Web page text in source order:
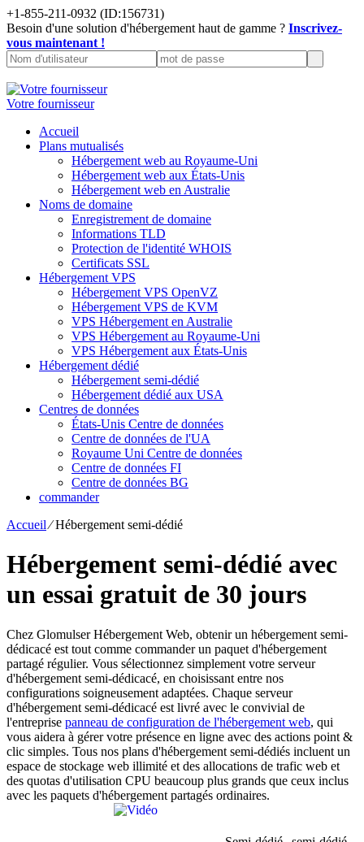
+1-855-211-0932 (ID:156731)
Besoin d'une solution d'hébergement haut de gamme ? Inscrivez-
vous maintenant !
Votre fournisseur
Accueil
Plans mutualisés
Hébergement web au Royaume-Uni
Hébergement web aux États-Unis
Hébergement web en Australie
Noms de domaine
Enregistrement de domaine
Informations TLD
Protection de l'identité WHOIS
Certificats SSL
Hébergement VPS
Hébergement VPS OpenVZ
Hébergement VPS de KVM
VPS Hébergement en Australie
VPS Hébergement au Royaume-Uni
VPS Hébergement aux États-Unis
Hébergement dédié
Hébergement semi-dédié
Hébergement dédié aux USA
Centres de données
États-Unis Centre de données
Centre de données de l'UA
Royaume Uni Centre de données
Centre de données FI
Centre de données BG
commander
Accueil⁄Hébergement semi-dédié
Hébergement semi-dédié avec
un essai gratuit de 30 jours
Chez Glomulser Hébergement Web, obtenir un hébergement semi-
dédicacé est tout comme commander un paquet d'hébergement
partagé régulier. Vous sélectionnez simplement votre serveur
d'hébergement semi-dédicacé, en choisissant entre nos
configurations soigneusement adaptées. Chaque serveur
d'hébergement semi-dédicacé est livré avec le convivial de
l'entreprise panneau de configuration de l'hébergement web, qui
vous aidera à gérer votre présence en ligne avec des actions point &
clic simples. Tous nos plans d'hébergement semi-dédiés incluent un
espace de stockage web illimité et des allocations de trafic web et
des quotas d'utilisation CPU beaucoup plus grands que ceux inclus
avec les paquets d'hébergement partagés ordinaires.